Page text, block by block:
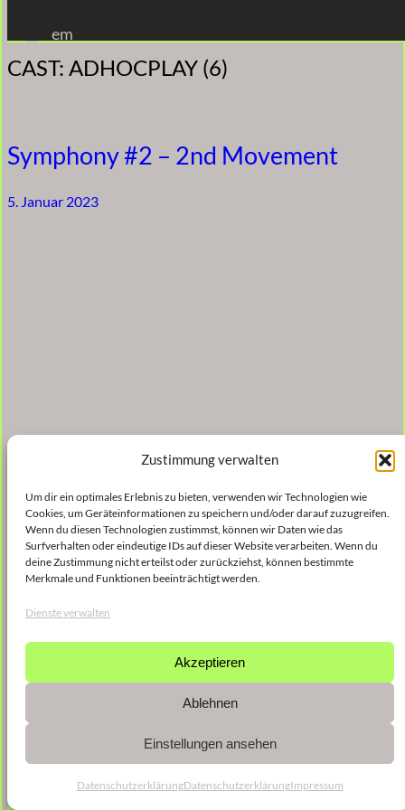
Zustimmung verwalten
Um dir ein optimales Erlebnis zu bieten, verwenden wir Technologien wie
Cookies, um Geräteinformationen zu speichern und/oder darauf zuzugreifen.
Wenn du diesen Technologien zustimmst, können wir Daten wie das
Surfverhalten oder eindeutige IDs auf dieser Website verarbeiten. Wenn du
deine Zustimmung nicht erteilst oder zurückziehst, können bestimmte
Merkmale und Funktionen beeinträchtigt werden.
Dienste verwalten
Akzeptieren
Ablehnen
Einstellungen ansehen
DatenschutzerklärungDatenschutzerklärungImpressum
Inhalt
springen
em
CAST: ADHOCPLAY (6)
Symphony #2 – 2nd Movement
5. Januar 2023